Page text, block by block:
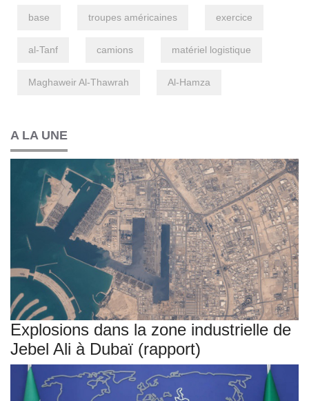
base troupes américaines exercice
al-Tanf camions matériel logistique
Maghaweir Al-Thawrah Al-Hamza
A LA UNE
Explosions dans la zone industrielle de
Jebel Ali à Dubaï (rapport)